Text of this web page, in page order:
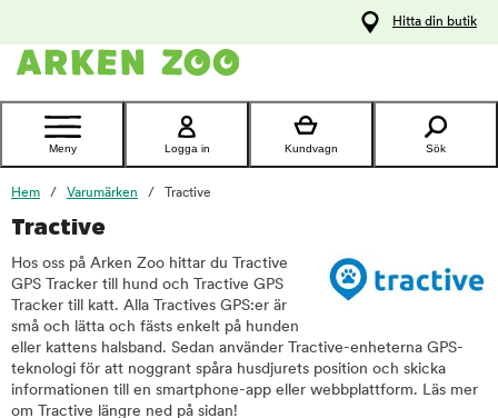
Kontakta
Hitta din butik
Meny Logga in Kundvagn Sök
Hem Varumärken Tractive
Tractive
Hos oss på Arken Zoo hittar du Tractive
GPS Tracker till hund och Tractive GPS
Tracker till katt. Alla Tractives GPS:er är
små och lätta och fästs enkelt på hunden
eller kattens halsband. Sedan använder Tractive-enheterna GPS-
teknologi för att noggrant spåra husdjurets position och skicka
informationen till en smartphone-app eller webbplattform. Läs mer
om Tractive längre ned på sidan!